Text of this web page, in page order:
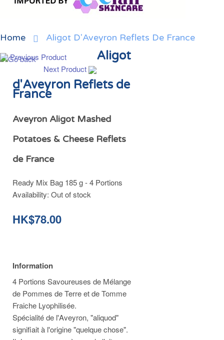
Home Aligot D'Aveyron Reflets De France
Previous Product
Next Product
Aligot
d'Aveyron Reflets de
France
Aveyron Aligot Mashed
Potatoes & Cheese Reflets
de France
Ready Mix Bag 185 g - 4 Portions
Availability: Out of stock
HK$78.00
Information
4 Portions Savoureuses de Mélange
de Pommes de Terre et de Tomme
Fraiche Lyophilisée.
Spécialité de l'Aveyron, "aliquod"
signifiait à l'origine "quelque chose".